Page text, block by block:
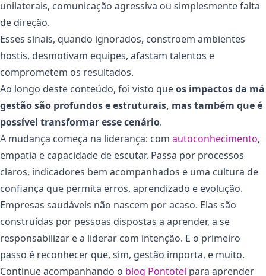
unilaterais, comunicação agressiva ou simplesmente falta
de direção.
Esses sinais, quando ignorados, constroem ambientes
hostis, desmotivam equipes, afastam talentos e
comprometem os resultados.
Ao longo deste conteúdo, foi visto queos impactos da má
gestão são profundos e estruturais, mas também que é
possível transformar esse cenário.
A mudança começa na liderança: com autoconhecimento,
empatia e capacidade de escutar. Passa por processos
claros, indicadores bem acompanhados e uma cultura de
confiança que permita erros, aprendizado e evolução.
Empresas saudáveis não nascem por acaso. Elas são
construídas por pessoas dispostas a aprender, a se
responsabilizar e a liderar com intenção. E o primeiro
passo é reconhecer que, sim, gestão importa, e muito.
Continue acompanhando o blog Pontotel para aprender